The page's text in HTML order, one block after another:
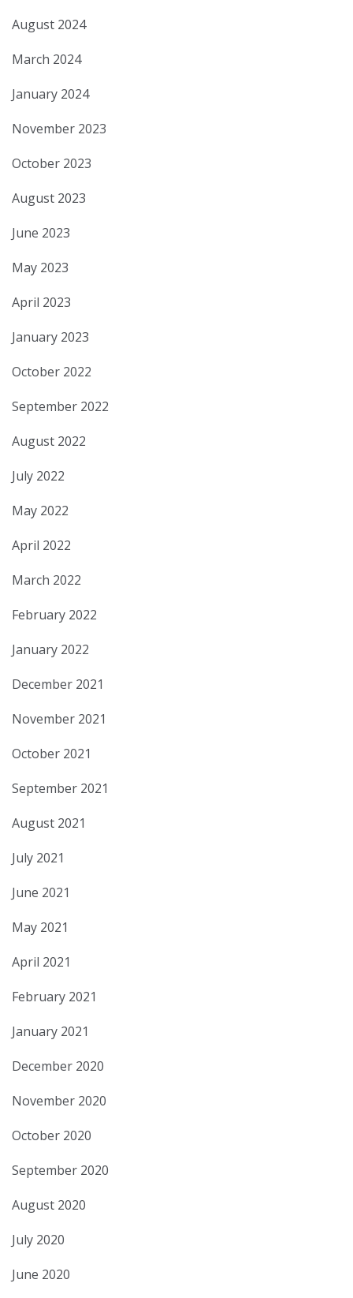
August 2024
March 2024
January 2024
November 2023
October 2023
August 2023
June 2023
May 2023
April 2023
January 2023
October 2022
September 2022
August 2022
July 2022
May 2022
April 2022
March 2022
February 2022
January 2022
December 2021
November 2021
October 2021
September 2021
August 2021
July 2021
June 2021
May 2021
April 2021
February 2021
January 2021
December 2020
November 2020
October 2020
September 2020
August 2020
July 2020
June 2020